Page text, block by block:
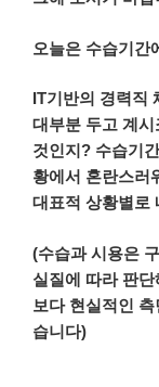
오늘은 수습기간
IT기반의 경력직
대부분 두고 계시
것인지? 수습기간
황에서 혼란스러
대표적 상황별로
(수습과 시용은
실질에 따라 판단
보다 현실적인 측
습니다)